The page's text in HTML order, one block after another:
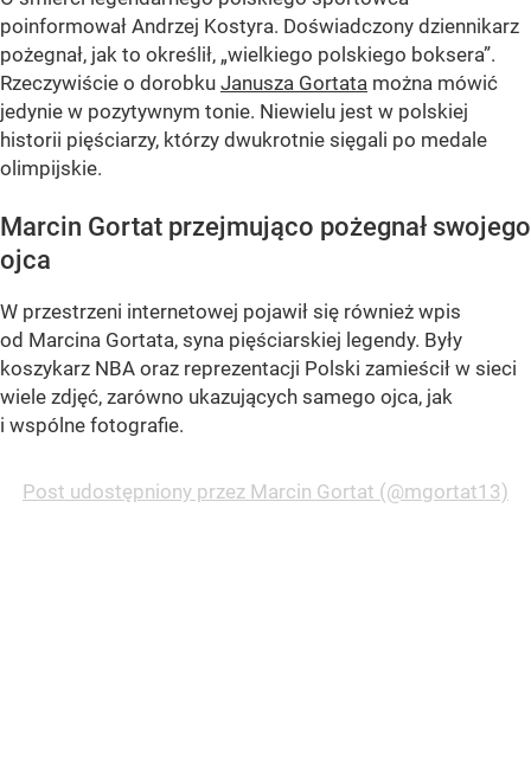
poinformował Andrzej Kostyra. Doświadczony dziennikarz
pożegnał, jak to określił, „wielkiego polskiego boksera”.
Rzeczywiście o dorobku Janusza Gortata można mówić
jedynie w pozytywnym tonie. Niewielu jest w polskiej
historii pięściarzy, którzy dwukrotnie sięgali po medale
olimpijskie.
Marcin Gortat przejmująco pożegnał swojego
ojca
W przestrzeni internetowej pojawił się również wpis
od Marcina Gortata, syna pięściarskiej legendy. Były
koszykarz NBA oraz reprezentacji Polski zamieścił w sieci
wiele zdjęć, zarówno ukazujących samego ojca, jak
i wspólne fotografie.
Post udostępniony przez Marcin Gortat (@mgortat13)